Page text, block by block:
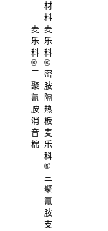
材
料
麦
乐
科
®
三
聚
氰
胺
消
音
棉
麦
乐
科
®
密
胺
隔
热
板
麦
乐
科
®
三
聚
氰
胺
支